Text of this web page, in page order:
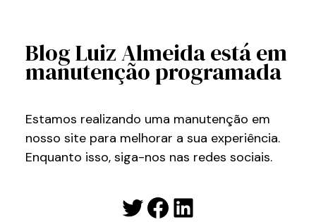
Blog Luiz Almeida está em
manutenção programada
Estamos realizando uma manutenção em
nosso site para melhorar a sua experiência.
Enquanto isso, siga-nos nas redes sociais.
Twitter
Facebook
LinkedIn